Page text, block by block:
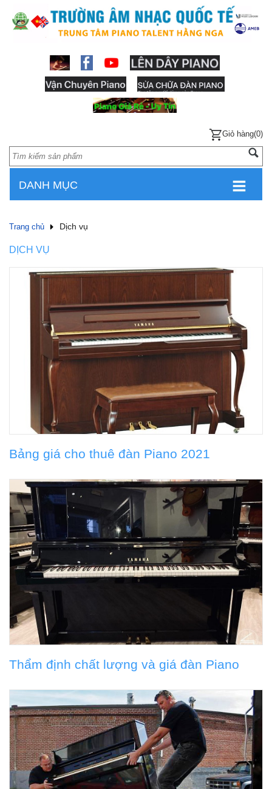
Giỏ hàng(0)
DANH MỤC
Trang chủ Dịch vụ
DỊCH VỤ
Bảng giá cho thuê đàn Piano 2021
Thẩm định chất lượng và giá đàn Piano